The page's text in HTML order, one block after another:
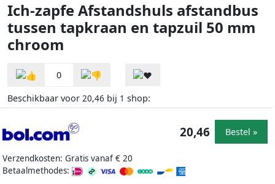
Ich-zapfe Afstandshuls afstandbus
tussen tapkraan en tapzuil 50 mm
chroom
0
Beschikbaar voor 20,46 bij 1 shop:
Verzendkosten: Gratis vanaf € 20
Betaalmethodes:
20,46 Bestel »